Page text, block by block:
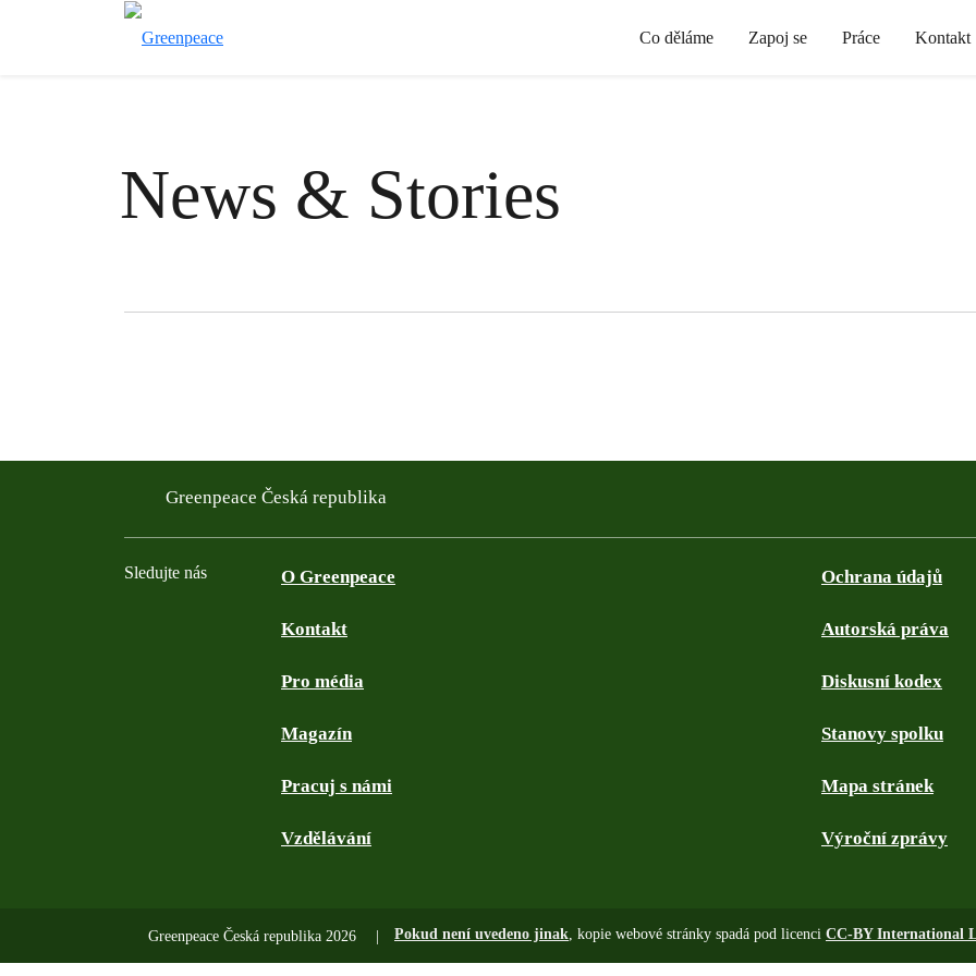
Co děláme Zapoj se Práce Kontakt
News & Stories
Filtered results
Greenpeace Česká republika
Sledujte nás O Greenpeace
Kontakt
Pro média
Magazín
Pracuj s námi
Vzdělávání
Ochrana údajů
Autorská práva
Diskusní kodex
Stanovy spolku
Mapa stránek
Výroční zprávy
Greenpeace Česká republika 2026 Pokud není uvedeno jinak, kopie webové stránky spadá pod licenci CC-BY International